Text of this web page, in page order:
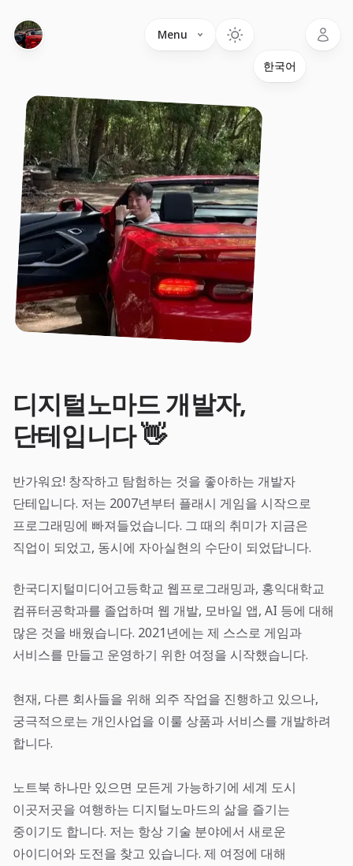
Menu
디지털노마드 개발자,
단테입니다 👋
반가워요! 창작하고 탐험하는 것을 좋아하는 개발자
단테입니다. 저는 2007년부터 플래시 게임을 시작으로
프로그래밍에 빠져들었습니다. 그 때의 취미가 지금은
직업이 되었고, 동시에 자아실현의 수단이 되었답니다.
한국디지털미디어고등학교 웹프로그래밍과, 홍익대학교
컴퓨터공학과를 졸업하며 웹 개발, 모바일 앱, AI 등에 대해
많은 것을 배웠습니다. 2021년에는 제 스스로 게임과
서비스를 만들고 운영하기 위한 여정을 시작했습니다.
현재, 다른 회사들을 위해 외주 작업을 진행하고 있으나,
궁극적으로는 개인사업을 이룰 상품과 서비스를 개발하려
합니다.
노트북 하나만 있으면 모든게 가능하기에 세계 도시
이곳저곳을 여행하는 디지털노마드의 삶을 즐기는
중이기도 합니다. 저는 항상 기술 분야에서 새로운
아이디어와 도전을 찾고 있습니다. 제 여정에 대해